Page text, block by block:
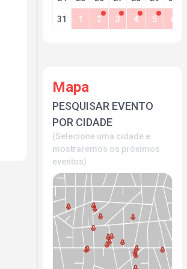
31 1 2 3 4 5 6
Mapa
PESQUISAR EVENTO
POR CIDADE
(Selecione uma cidade e
mostraremos os próximos
eventos)